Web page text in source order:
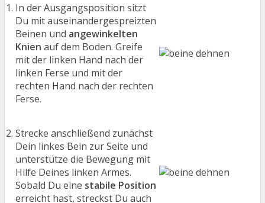
In der Ausgangsposition sitzt
Du mit auseinandergespreizten
Beinen und angewinkelten
Knien auf dem Boden. Greife
mit der linken Hand nach der
linken Ferse und mit der
rechten Hand nach der rechten
Ferse.
Strecke anschließend zunächst
Dein linkes Bein zur Seite und
unterstütze die Bewegung mit
Hilfe Deines linken Armes.
Sobald Du eine stabile Position
erreicht hast, streckst Du auch